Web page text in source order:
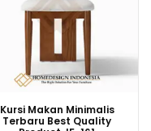
Kursi Makan Minimalis
Terbaru Best Quality